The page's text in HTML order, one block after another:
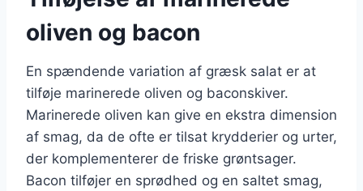
oliven og bacon
En spændende variation af græsk salat er at
tilføje marinerede oliven og baconskiver.
Marinerede oliven kan give en ekstra dimension
af smag, da de ofte er tilsat krydderier og urter,
der komplementerer de friske grøntsager.
Bacon tilføjer en sprødhed og en saltet smag,